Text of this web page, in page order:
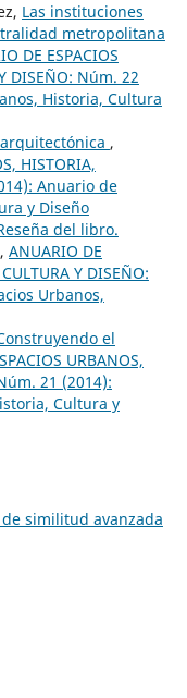
Las instituciones
metropolitana
DE ESPACIOS
DISEÑO: Núm. 22
Historia, Cultura
,
HISTORIA,
Anuario de
y Diseño
del libro.
, ANUARIO DE
Y DISEÑO:
Urbanos,
el
URBANOS,
21 (2014):
Cultura y
similitud avanzada